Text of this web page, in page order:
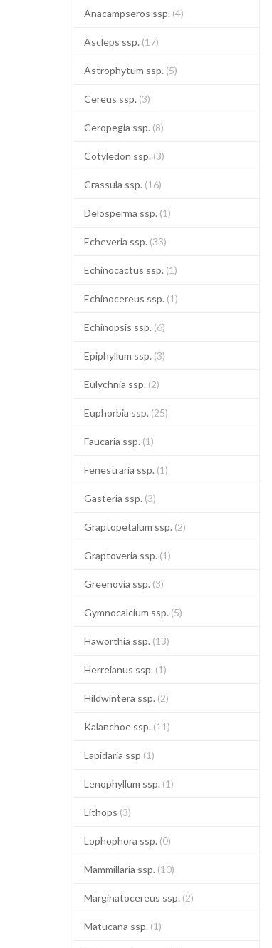
Anacampseros ssp. (4)
Ascleps ssp. (17)
Astrophytum ssp. (5)
Cereus ssp. (3)
Ceropegia ssp. (8)
Cotyledon ssp. (3)
Crassula ssp. (16)
Delosperma ssp. (1)
Echeveria ssp. (33)
Echinocactus ssp. (1)
Echinocereus ssp. (1)
Echinopsis ssp. (6)
Epiphyllum ssp. (3)
Eulychnia ssp. (2)
Euphorbia ssp. (25)
Faucaria ssp. (1)
Fenestraria ssp. (1)
Gasteria ssp. (3)
Graptopetalum ssp. (2)
Graptoveria ssp. (1)
Greenovia ssp. (3)
Gymnocalcium ssp. (5)
Haworthia ssp. (13)
Herreianus ssp. (1)
Hildwintera ssp. (2)
Kalanchoe ssp. (11)
Lapidaria ssp (1)
Lenophyllum ssp. (1)
Lithops (3)
Lophophora ssp. (0)
Mammillaria ssp. (10)
Marginatocereus ssp. (2)
Matucana ssp. (1)